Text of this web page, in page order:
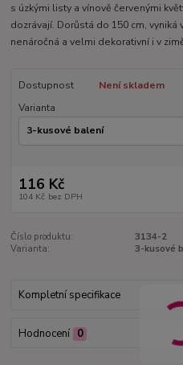
s úzkými listy a vínově červenými
dozrávají. Dorůstá do 150 cm,
nenáročná a velmi dekorativní i v
Dostupnost
Není skladem
Varianta
116 Kč
104 Kč bez DPH
Číslo produktu:
3134-2
Varianta:
3-kusové
Kompletní specifikace
Hodnocení 0